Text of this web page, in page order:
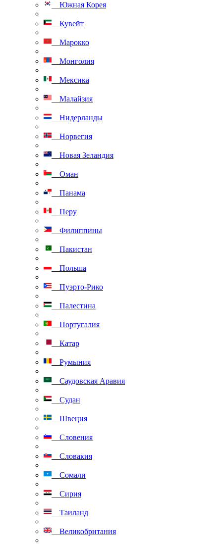
Южная Корея
Кувейт
Марокко
Монголия
Мексика
Малайзия
Нидерланды
Норвегия
Новая Зеландия
Оман
Панама
Перу
Филиппины
Пакистан
Польша
Пуэрто-Рико
Палестина
Португалия
Катар
Румыния
Саудовская Аравия
Судан
Швеция
Словения
Словакия
Сомали
Сирия
Таиланд
Великобритания